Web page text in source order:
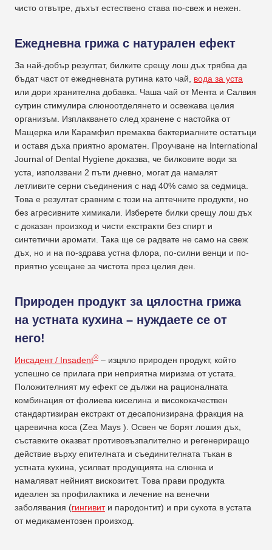
чисто отвътре, дъхът естествено става по-свеж и нежен.
Ежедневна грижа с натурален ефект
За най-добър резултат, билките срещу лош дъх трябва да
бъдат част от ежедневната рутина като чай, вода за уста
или дори хранителна добавка. Чаша чай от Мента и Салвия
сутрин стимулира слюноотделянето и освежава целия
организъм. Изплакването след хранене с настойка от
Мащерка или Карамфил премахва бактериалните остатъци
и оставя дъха приятно ароматен. Проучване на International
Journal of Dental Hygiene доказва, че билковите води за
уста, използвани 2 пъти дневно, могат да намалят
летливите серни съединения с над 40% само за седмица.
Това е резултат сравним с този на аптечните продукти, но
без агресивните химикали. Изберете билки срещу лош дъх
с доказан произход и чисти екстракти без спирт и
синтетични аромати. Така ще се радвате не само на свеж
дъх, но и на по-здрава устна флора, по-силни венци и по-
приятно усещане за чистота през целия ден.
Природен продукт за цялостна грижа
на устната кухина – нуждаете се от
него!
Инсадент / Insadent® – изцяло природен продукт, който
успешно се прилага при неприятна миризма от устата.
Положителният му ефект се дължи на рационалната
комбинация от фолиева киселина и висококачествен
стандартизиран екстракт от десапонизирана фракция на
царевична коса (Zea Mays ). Освен че борят лошия дъх,
съставките оказват противовъзпалително и регенериращо
действие върху епителната и съединителната тъкан в
устната кухина, усилват продукцията на слюнка и
намаляват нейният вискозитет. Това прави продукта
идеален за профилактика и лечение на венечни
заболявания (гингивити пародонтит) и при сухота в устата
от медикаментозен произход.